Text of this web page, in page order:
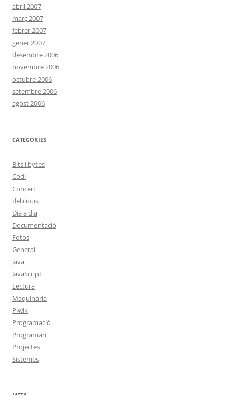
abril 2007
març 2007
febrer 2007
gener 2007
desembre 2006
novembre 2006
octubre 2006
setembre 2006
agost 2006
CATEGORIES
Bits i bytes
Codi
Concert
delicious
Dia a dia
Documentació
Fotos
General
Java
JavaScript
Lectura
Maquinària
Piwik
Programació
Programari
Projectes
Sistemes